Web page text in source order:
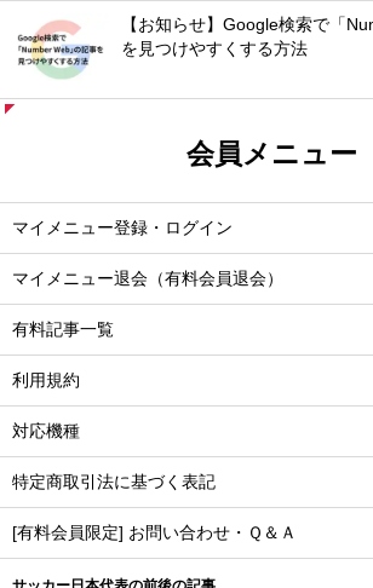
【お知らせ】Google検索で「
を見つけやすくする方法
会員メニュー
マイメニュー登録・ログイン
マイメニュー退会（有料会員退会）
有料記事一覧
利用規約
対応機種
特定商取引法に基づく表記
[有料会員限定] お問い合わせ・Ｑ＆Ａ